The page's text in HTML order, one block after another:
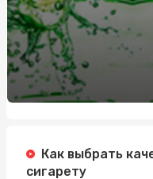
Дождевики для
активного отдыха от
Комфорт»
Як стати
полігелем: 5 кроків для
Как выбрать
сигарету